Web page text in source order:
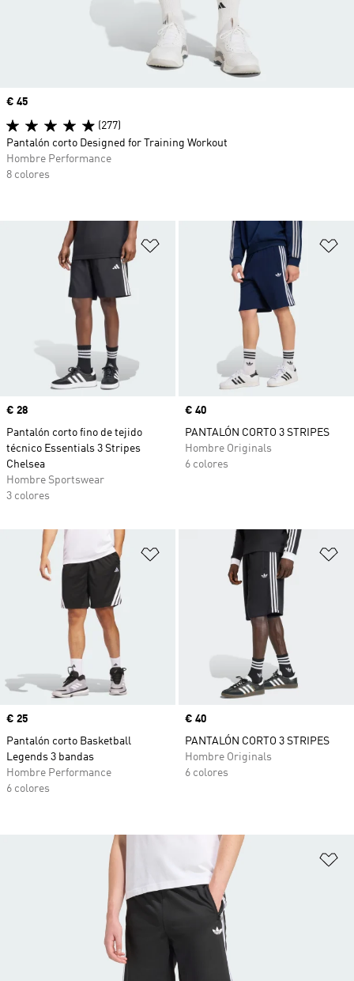
Añadir a la lista de deseos
Precio
€ 28
Pantalón corto fino de tejido
técnico Essentials 3 Stripes
Chelsea
Hombre Sportswear
3 colores
Precio
€ 40
PANTALÓN CORTO 3 STRIPES
Hombre Originals
6 colores
Añadir a la lista de deseos
Precio
€ 25
Pantalón corto Basketball
Legends 3 bandas
Hombre Performance
6 colores
Precio
€ 40
PANTALÓN CORTO 3 STRIPES
Hombre Originals
6 colores
Precio
€ 45
(277)
Pantalón corto Designed for Training Workout
Hombre Performance
8 colores